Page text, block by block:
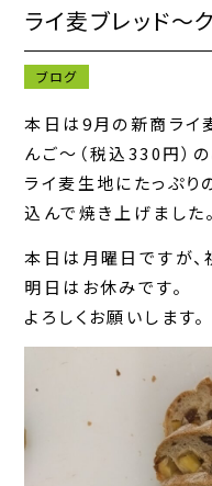
ライ麦ブレッド〜
ブログ
本日は9月の新商ライ
んご〜（税込330円）の
ライ麦生地にたっぷり
込んで焼き上げました。
本日は月曜日ですが、
明日はお休みです。
よろしくお願いします。